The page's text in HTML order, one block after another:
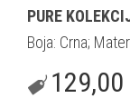
PURE
Boja: Crna;
129,00